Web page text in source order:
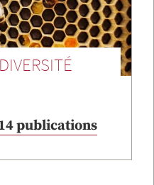
publications